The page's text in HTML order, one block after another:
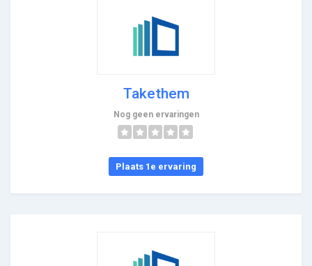
Takethem
Nog geen ervaringen
Plaats 1e ervaring